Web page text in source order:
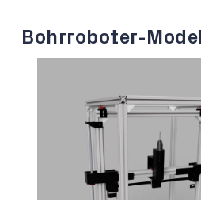
Bohrroboter-Modell